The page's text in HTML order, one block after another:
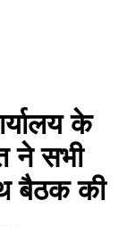
के
ने सभी
बैठक की